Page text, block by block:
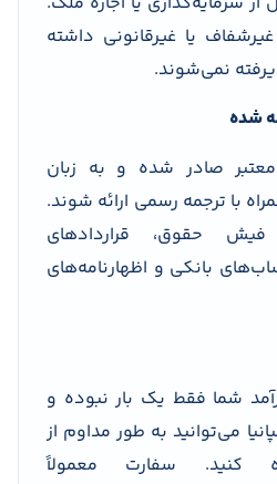
یا غیرقانونی داشته
نمی‌شوند.
شده
معتبر صادر شده و به زبان
با ترجمه رسمی ارائه شوند.
حقوق، قراردادهای
بانکی و اظهارنامه‌های
شما فقط یک بار نبوده و
می‌توانید به طور مداوم از
کنید. سفارت معمولاً